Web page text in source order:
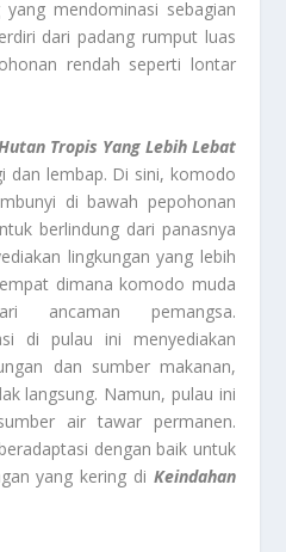
mendominasi sebagian
dari padang rumput luas
rendah seperti lontar
Tropis Yang Lebih Lebat
dan lembap. Di sini, komodo
di bawah pepohonan
berlindung dari panasnya
lingkungan yang lebih
dimana komodo muda
ancaman pemangsa.
di pulau ini menyediakan
dan sumber makanan,
langsung. Namun, pulau ini
air tawar permanen.
dengan baik untuk
yang kering di Keindahan